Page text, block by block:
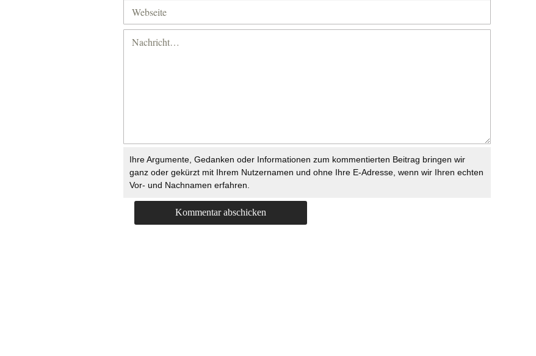
Ihre Argumente, Gedanken oder Informationen zum kommentierten Beitrag bringen wir
ganz oder gekürzt mit Ihrem Nutzernamen und ohne Ihre E-Adresse, wenn wir Ihren echten
Vor- und Nachnamen erfahren.